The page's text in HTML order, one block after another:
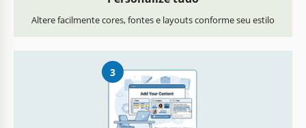
Altere facilmente cores, fontes e layouts conforme seu estilo
3